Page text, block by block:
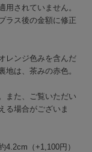
されていません。
ラス後の金額に修正
レンジ色みを含んだ
地は、茶みの赤色。
また、ご覧いただい
る場合がございま
4.2cm（+1,100円）